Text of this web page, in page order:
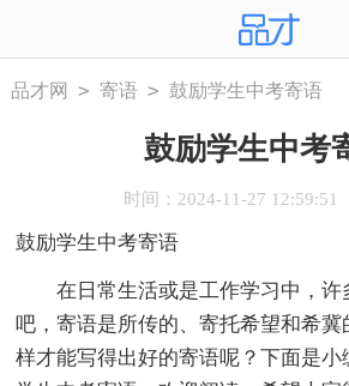
品才网 > 寄语 > 鼓励学生中考寄语
鼓励学生中考
时间：2024-11-27 12:59:51
鼓励学生中考寄语
在日常生活或是工作学习中，许
吧，寄语是所传的、寄托希望和希冀
样才能写得出好的寄语呢？下面是小